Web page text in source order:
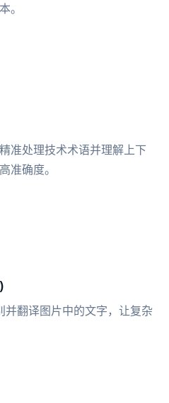
。
准处理技术术语并理解上下
准确度。
并翻译图片中的文字，让复杂